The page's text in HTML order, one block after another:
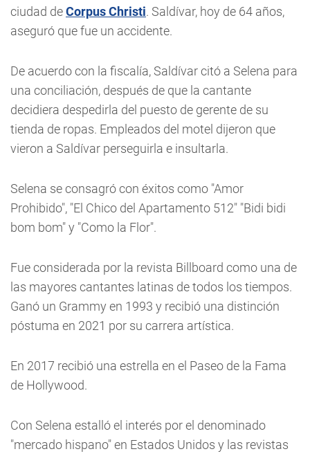
ciudad deCorpus Christi. Saldívar, hoy de 64 años,
aseguró que fue un accidente.
De acuerdo con la fiscalía, Saldívar citó a Selena para
una conciliación, después de que la cantante
decidiera despedirla del puesto de gerente de su
tienda de ropas. Empleados del motel dijeron que
vieron a Saldívar perseguirla e insultarla.
Selena se consagró con éxitos como "Amor
Prohibido", "El Chico del Apartamento 512" "Bidi bidi
bom bom" y "Como la Flor".
Fue considerada por la revista Billboard como una de
las mayores cantantes latinas de todos los tiempos.
Ganó un Grammy en 1993 y recibió una distinción
póstuma en 2021 por su carrera artística.
En 2017 recibió una estrella en el Paseo de la Fama
de Hollywood.
Con Selena estalló el interés por el denominado
"mercado hispano" en Estados Unidos y las revistas